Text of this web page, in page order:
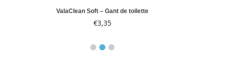
ValaClean Soft – Gant de toilette
€3,35